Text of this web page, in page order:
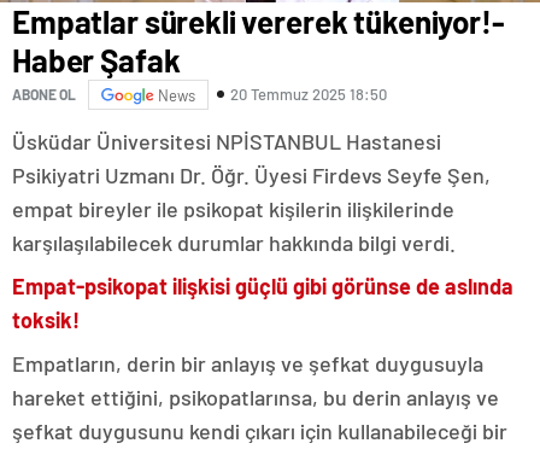
Empatlar sürekli vererek tükeniyor!-
Haber Şafak
ABONE OL News 20 Temmuz 2025 18:50
Üsküdar Üniversitesi NPİSTANBUL Hastanesi
Psikiyatri Uzmanı Dr. Öğr. Üyesi Firdevs Seyfe Şen,
empat bireyler ile psikopat kişilerin ilişkilerinde
karşılaşılabilecek durumlar hakkında bilgi verdi.
Empat-psikopat ilişkisi güçlü gibi görünse de aslında
toksik!
Empatların, derin bir anlayış ve şefkat duygusuyla
hareket ettiğini, psikopatlarınsa, bu derin anlayış ve
şefkat duygusunu kendi çıkarı için kullanabileceği bir